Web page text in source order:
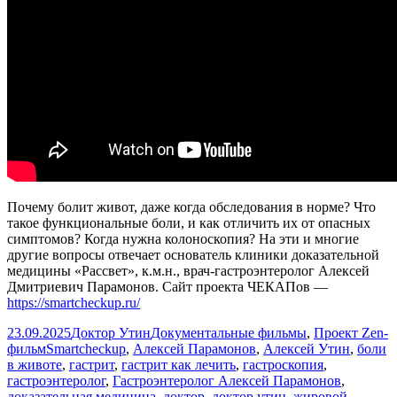
Почему болит живот, даже когда обследования в норме? Что
такое функциональные боли, и как отличить их от опасных
симптомов? Когда нужна колоноскопия? На эти и многие
другие вопросы отвечает основатель клиники доказательной
медицины «Рассвет», к.м.н., врач-гастроэнтеролог Алексей
Дмитриевич Парамонов. Сайт проекта ЧЕКАПов —
https://smartcheckup.ru/
Опубликовано
23.09.2025Автор
Доктор УтинРубрики
Документальные фильмы, Проект Zen-
фильмМетки
Smartcheckup, Алексей Парамонов, Алексей Утин, боли
в животе, гастрит, гастрит как лечить, гастроскопия,
гастроэнтеролог, Гастроэнтеролог Алексей Парамонов,